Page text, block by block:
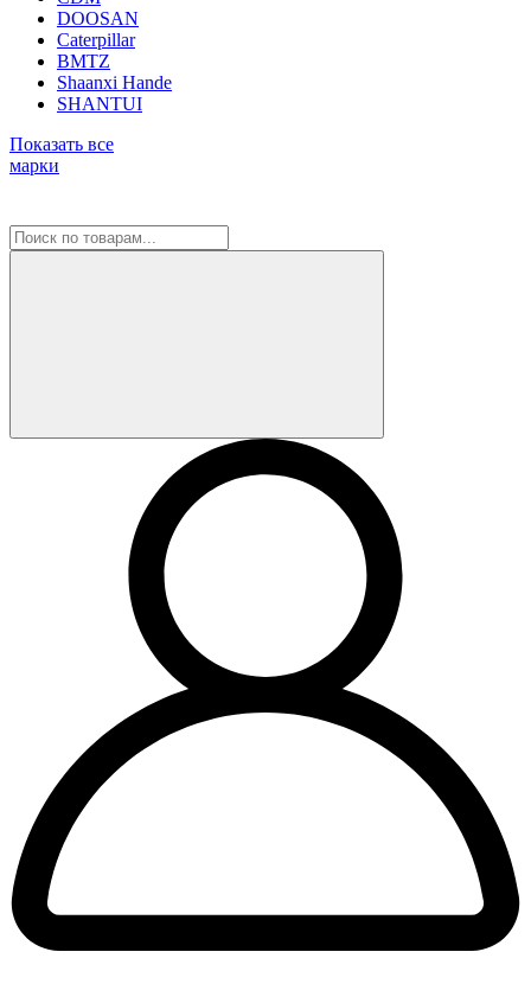
DOOSAN
Caterpillar
BMTZ
Shaanxi Hande
SHANTUI
Показать все
марки